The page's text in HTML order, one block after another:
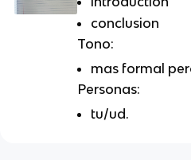
conclusion
Tono:
mas formal
Personas:
tu/ud.